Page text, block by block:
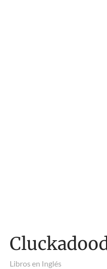
Libros en Inglés